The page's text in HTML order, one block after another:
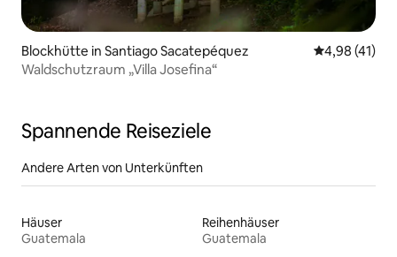
Blockhütte in Santiago Sacatepéquez
4,98 (41)
Waldschutzraum „Villa Josefina“
Spannende Reiseziele
Andere Arten von Unterkünften
Häuser
Guatemala
Reihenhäuser
Guatemala